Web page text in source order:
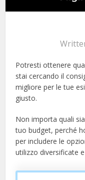
Potresti ottenere
stai cercando il
migliore per le tue
giusto.
Non importa quali
tuo budget, perché
per includere le
utilizzo diversificate